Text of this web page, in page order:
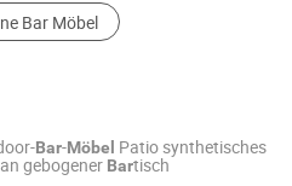
Gartenmöbel-Sets
Bar-Möbel Patio synthetisches
gebogener Bartisch
Co., Ltd.